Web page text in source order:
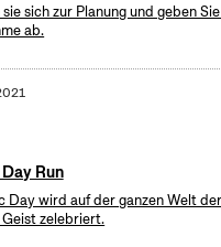
sich zur Planung und geben
ab.
Run
Day wird auf der ganzen Welt der
zelebriert.